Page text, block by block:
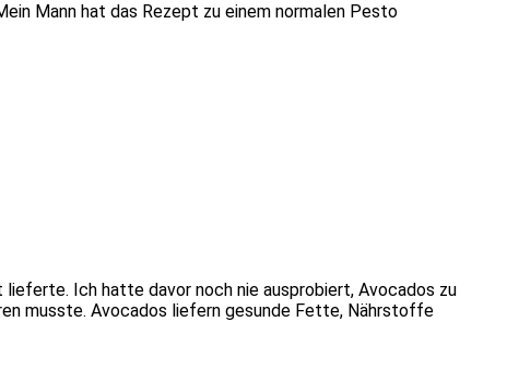
Mann hat das Rezept zu einem normalen Pesto
Ich hatte davor noch nie ausprobiert, Avocados zu
musste. Avocados liefern gesunde Fette, Nährstoffe